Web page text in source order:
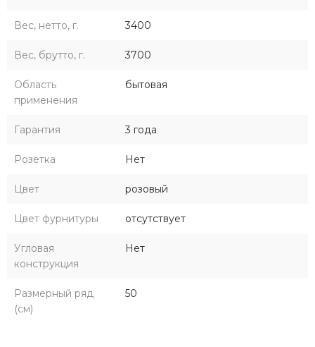
Вес, нетто, г. 3400
Вес, брутто, г. 3700
Область
применения
бытовая
Гарантия 3 года
Розетка Нет
Цвет розовый
Цвет фурнитуры отсутствует
Угловая
конструкция
Нет
Размерный ряд
(см)
50